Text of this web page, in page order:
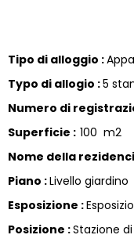
Tipo di alloggio :
Typo di allogio :5
Numero di
Superficie : 100 m2
Nome della
Piano :Livello giardino
Esposizione :
Posizione :Stazione di